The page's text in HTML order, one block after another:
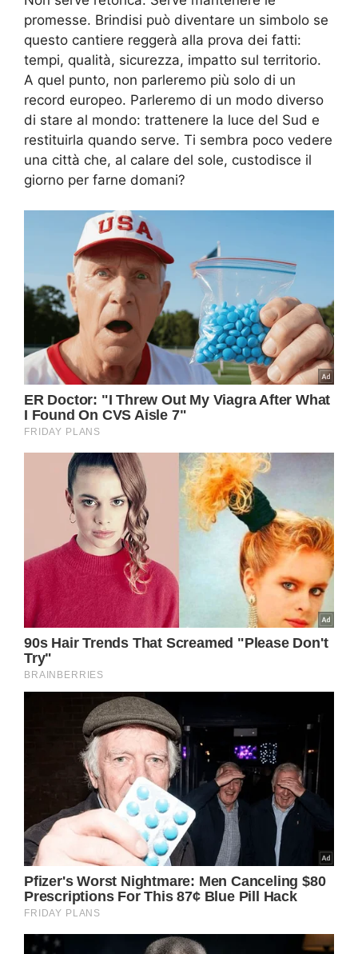
promesse. Brindisi può diventare un simbolo se
questo cantiere reggerà alla prova dei fatti:
tempi, qualità, sicurezza, impatto sul territorio.
A quel punto, non parleremo più solo di un
record europeo. Parleremo di un modo diverso
di stare al mondo: trattenere la luce del Sud e
restituirla quando serve. Ti sembra poco vedere
una città che, al calare del sole, custodisce il
giorno per farne domani?